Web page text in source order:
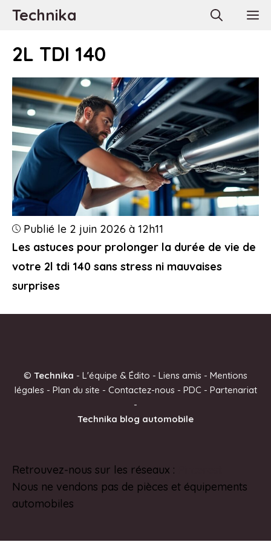
AllerTechnika
2L TDI 140
Les astuces pour prolonger la durée de vie de
votre 2l tdi 140 sans stress ni mauvaises
surprises
Publié le 2 juin 2026 à 12h11
© Technika - L'équipe & Édito - Liens amis - Mentions
légales- Plan du site - Contactez-nous- PDC - Partenariat
-
Technika blog automobile
Retrouvez-nous sur les réseaux :
Nous ne vendons pas de pièces et équipements
automobiles